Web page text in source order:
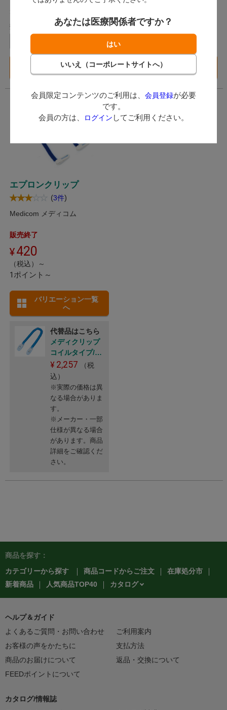
あなたは医療関係者ですか？
会員限定コンテンツのご利用は、 会員登録が必要
です。
会員の方は、
ログイン してご利用ください。
数量：
カートに入れる
数量：
カートに入れる
エプロンクリップ
(3件)
Medicom メディコム
販売終了
420
（税込）～
1ポイント～
バリエーション一覧
へ
代替品はこちら
メディクリップ
コイルタイプ/ク
リアブルー
2,257
（税
込）
※実際の価格は異
なる場合がありま
す。
※メーカー・一部
仕様が異なる場合
があります。商品
詳細をご確認くだ
さい。
商品を探す：
カテゴリーから探す
商品コードからご注文
在庫処分市
新着商品
人気商品TOP40 カタログ
ヘルプ＆ガイド
よくあるご質問・お問い合わせ
ご利用案内
お客様の声をかたちに
支払方法
商品のお届けについて
返品・交換について
FEEDポイントについて
カタログ/情報誌